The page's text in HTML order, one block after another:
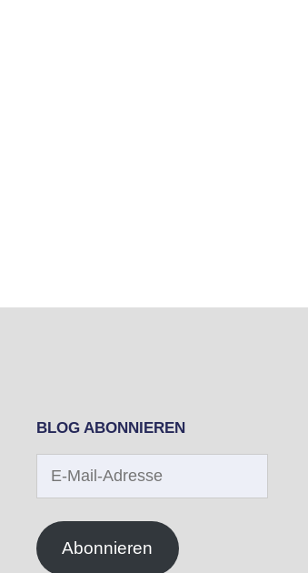
BLOG ABONNIEREN
Mail-
Abonnieren